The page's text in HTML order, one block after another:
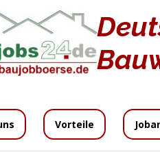
Vorteile
Inklusive